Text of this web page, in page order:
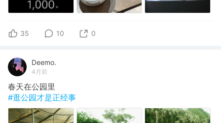
35 10 0
Deemo.
4月前
春天在公园里
#逛公园才是正经事